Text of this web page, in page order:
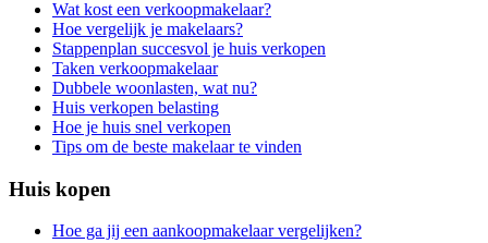
Wat kost een verkoopmakelaar?
Hoe vergelijk je makelaars?
Stappenplan succesvol je huis verkopen
Taken verkoopmakelaar
Dubbele woonlasten, wat nu?
Huis verkopen belasting
Hoe je huis snel verkopen
Tips om de beste makelaar te vinden
Huis kopen
Hoe ga jij een aankoopmakelaar vergelijken?